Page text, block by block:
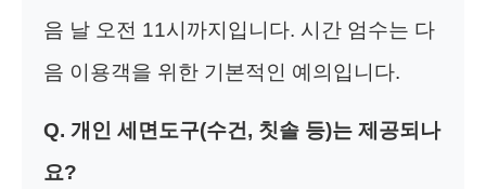
음 날 오전 11시까지입니다. 시간 엄수는 다
음 이용객을 위한 기본적인 예의입니다.
Q. 개인 세면도구(수건, 칫솔 등)는 제공되나
요?